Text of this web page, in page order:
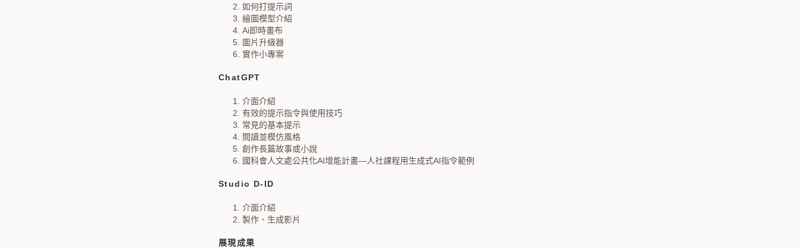
如何打提示詞
繪圖模型介紹
Ai即時畫布
圖片升級器
實作小專案
ChatGPT
介面介紹
有效的提示指令與使用技巧
常見的基本提示
閱讀並模仿風格
創作長篇故事或小說
國科會人文處公共化AI增能計畫—人社課程用生成式AI指令範例
Studio D-ID
介面介紹
製作、生成影片
展現成果